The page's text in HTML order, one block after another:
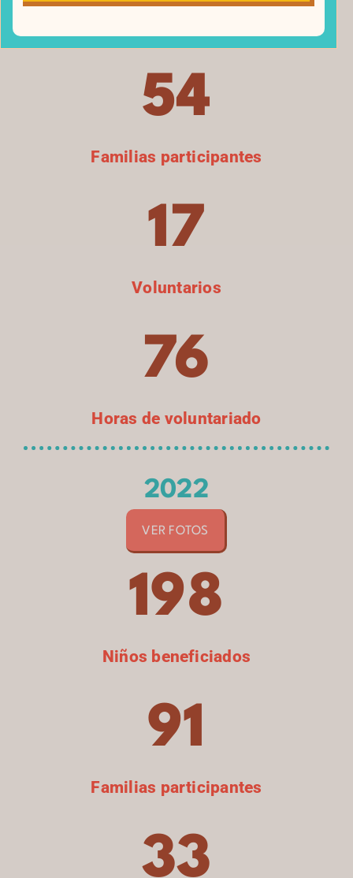
54
Familias participantes
17
Voluntarios
76
Horas de voluntariado
2022
VER FOTOS
198
Niños beneficiados
91
Familias participantes
33